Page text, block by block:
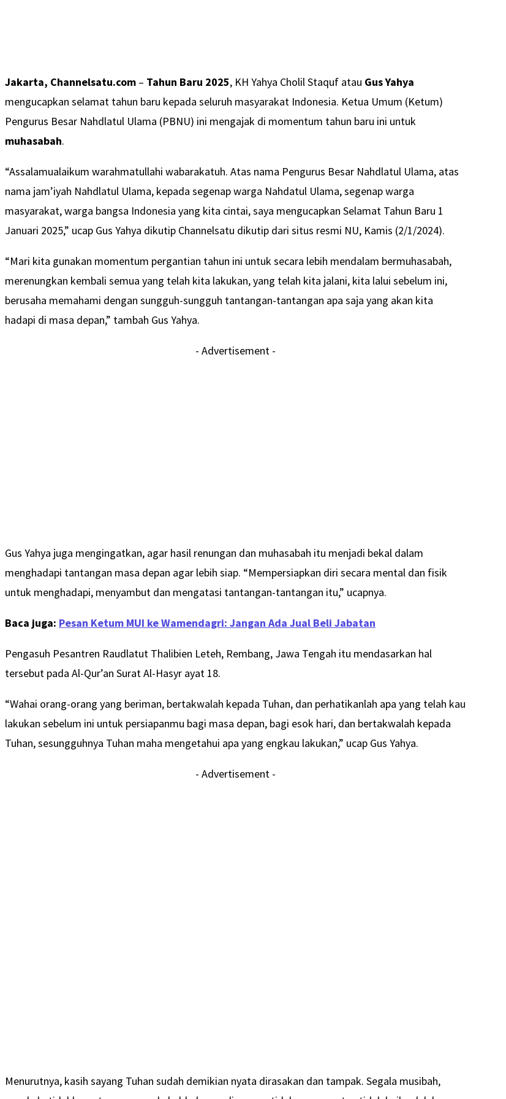
Jakarta, Channelsatu.com – Tahun Baru 2025, KH Yahya Cholil Staquf atau Gus Yahya
mengucapkan selamat tahun baru kepada seluruh masyarakat Indonesia. Ketua Umum (Ketum)
Pengurus Besar Nahdlatul Ulama (PBNU) ini mengajak di momentum tahun baru ini untuk
muhasabah.
“Assalamualaikum warahmatullahi wabarakatuh. Atas nama Pengurus Besar Nahdlatul Ulama, atas
nama jam’iyah Nahdlatul Ulama, kepada segenap warga Nahdatul Ulama, segenap warga
masyarakat, warga bangsa Indonesia yang kita cintai, saya mengucapkan Selamat Tahun Baru 1
Januari 2025,” ucap Gus Yahya dikutip Channelsatu dikutip dari situs resmi NU, Kamis (2/1/2024).
“Mari kita gunakan momentum pergantian tahun ini untuk secara lebih mendalam bermuhasabah,
merenungkan kembali semua yang telah kita lakukan, yang telah kita jalani, kita lalui sebelum ini,
berusaha memahami dengan sungguh-sungguh tantangan-tantangan apa saja yang akan kita
hadapi di masa depan,” tambah Gus Yahya.
- Advertisement -
Gus Yahya juga mengingatkan, agar hasil renungan dan muhasabah itu menjadi bekal dalam
menghadapi tantangan masa depan agar lebih siap. “Mempersiapkan diri secara mental dan fisik
untuk menghadapi, menyambut dan mengatasi tantangan-tantangan itu,” ucapnya.
Baca juga: Pesan Ketum MUI ke Wamendagri: Jangan Ada Jual Beli Jabatan
Pengasuh Pesantren Raudlatut Thalibien Leteh, Rembang, Jawa Tengah itu mendasarkan hal
tersebut pada Al-Qur’an Surat Al-Hasyr ayat 18.
“Wahai orang-orang yang beriman, bertakwalah kepada Tuhan, dan perhatikanlah apa yang telah kau
lakukan sebelum ini untuk persiapanmu bagi masa depan, bagi esok hari, dan bertakwalah kepada
Tuhan, sesungguhnya Tuhan maha mengetahui apa yang engkau lakukan,” ucap Gus Yahya.
- Advertisement -
Menurutnya, kasih sayang Tuhan sudah demikian nyata dirasakan dan tampak. Segala musibah,